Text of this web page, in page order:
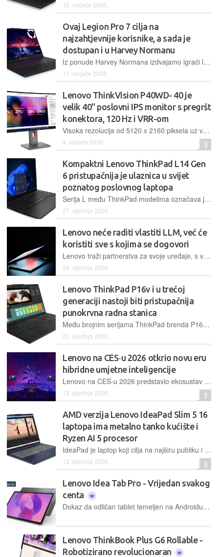
12. veljače 2026.
Ovaj Legion Pro 7 cilja na
najzahtjevnije korisnike, a sada je
dostupan i u Harvey Normanu
Iz ponude Harvey Normana izdvajamo igraći laptop kojeg se nitko ne bi posramio. Riječ je o Lenovo Legion Pro 7 16AFR10H modelu s Ryzenom 9 i RTX-om 5080
11. veljače 2026.
Lenovo ThinkVision P40WD- 40 je
velik 40'' poslovni IPS monitor s pregršt
konektora, 120 Hz i VRR-om
Visoka rezolucija od 5120 x 2160 piksela uz velik broj konektora među kojima je i Thunderbolt 4 koji može isporučiti 140 W, naprednim poslovnim opcijama podjele zaslona ima i IPS Black panel dvostruko većeg kontrasta od standardnog, 120 Hz uz VRR podršku te blago zakrivljeni oblik i moderan dizajn
4. veljače 2026. 3
Kompaktni Lenovo ThinkPad L14 Gen
6 pristupačnija je ulaznica u svijet
poznatog poslovnog laptopa
Serija L među ThinkPad modelima označava jeftinije varijante koje zadržavaju dizajn, prepoznatljivu periferiju i još po koji detalj, no nude nešto slabije specifikacije i mogućnosti kako bi cijena ostala prihvatljivija
27. siječnja 2026.
Lenovo neće raditi vlastiti LLM, već će
koristiti sve s kojima se dogovori
Lenovo traži partnerstva za svoje uređaje, s više velikih jezičnih modela diljem svijeta. Cilj tvrtke je etablirati se kao globalni igrač u području umjetne inteligencije.
24. siječnja 2026.
Lenovo ThinkPad P16v i u trećoj
generaciji nastoji biti pristupačnija
punokrvna radna stanica
Među brojnim serijama ThinkPad brenda P16v nastoji se nametnuti kao prava radna stanica s nešto nižom cijenom, a oslanja se na profesionalne Nvidia Blackwell grafičke kartice i Intelove Core Ultra procesore Arrow Lake generacije
22. siječnja 2026.
Lenovo na CES‑u 2026 otkrio novu eru
hibridne umjetne inteligencije
Lenovo na CES-u 2026 predstavio ekosustav hibridne umjetne inteligencije koji povezuje osobne uređaje, cloud i enterprise infrastrukturu u jedinstveno AI iskustvo
19. siječnja 2026. 2
AMD verzija Lenovo IdeaPad Slim 5 16
laptopa ima metalno tanko kućište i
Ryzen AI 5 procesor
IdeaPad je laptop koji cilja na najširu publiku i za njih nudi relativno nisku cijenu, kvalitetnu izradu i oslanja se na AMD Ryzen AI 5 340 procesor te vrlo dobru autonomiju
13. siječnja 2026. 3
Lenovo Idea Tab Pro - Vrijedan svakog
centa
Dokaz da odličan tablet temeljen na Androidu ne mora nužno obarati svjetske rekorde u cijeni pokazuje Lenovo s Idea Tabom Pro
Lenovo ThinkBook Plus G6 Rollable -
Robotizirano revolucionaran